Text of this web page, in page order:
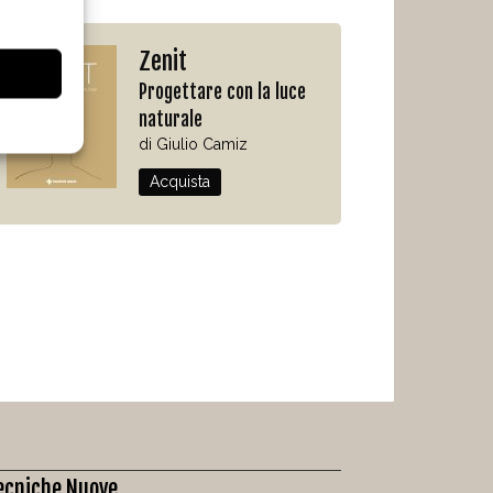
Zenit
Progettare con la luce
naturale
di Giulio Camiz
Acquista